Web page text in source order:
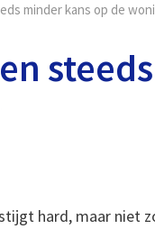
minder kans op de
hard, maar niet